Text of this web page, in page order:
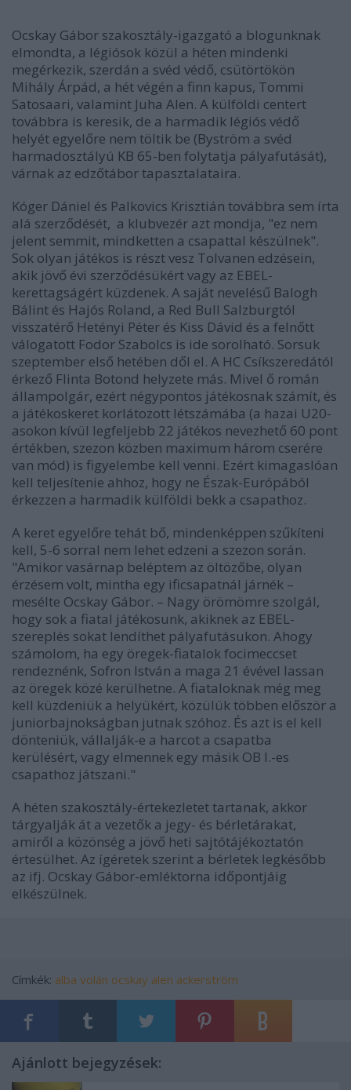
Ocskay Gábor szakosztály-igazgató a blogunknak
elmondta, a légiósok közül a héten mindenki
megérkezik, szerdán a svéd védő, csütörtökön
Mihály Árpád, a hét végén a finn kapus, Tommi
Satosaari, valamint Juha Alen. A külföldi centert
továbbra is keresik, de a harmadik légiós védő
helyét egyelőre nem töltik be (Byström a svéd
harmadosztályú KB 65-ben folytatja pályafutását),
várnak az edzőtábor tapasztalataira.
Kóger Dániel és Palkovics Krisztián továbbra sem írta
alá szerződését, a klubvezér azt mondja, "ez nem
jelent semmit, mindketten a csapattal készülnek".
Sok olyan játékos is részt vesz Tolvanen edzésein,
akik jövő évi szerződésükért vagy az EBEL-
kerettagságért küzdenek. A saját nevelésű Balogh
Bálint és Hajós Roland, a Red Bull Salzburgtól
visszatérő Hetényi Péter és Kiss Dávid és a felnőtt
válogatott Fodor Szabolcs is ide sorolható. Sorsuk
szeptember első hetében dől el. A HC Csíkszeredától
érkező Flinta Botond helyzete más. Mivel ő román
állampolgár, ezért négypontos játékosnak számít, és
a játékoskeret korlátozott létszámába (a hazai U20-
asokon kívül legfeljebb 22 játékos nevezhető 60 pont
értékben, szezon közben maximum három cserére
van mód) is figyelembe kell venni. Ezért kimagaslóan
kell teljesítenie ahhoz, hogy ne Észak-Európából
érkezzen a harmadik külföldi bekk a csapathoz.
A keret egyelőre tehát bő, mindenképpen szűkíteni
kell, 5-6 sorral nem lehet edzeni a szezon során.
"Amikor vasárnap beléptem az öltözőbe, olyan
érzésem volt, mintha egy ificsapatnál járnék –
mesélte Ocskay Gábor. – Nagy örömömre szolgál,
hogy sok a fiatal játékosunk, akiknek az EBEL-
szereplés sokat lendíthet pályafutásukon. Ahogy
számolom, ha egy öregek-fiatalok focimeccset
rendeznénk, Sofron István a maga 21 évével lassan
az öregek közé kerülhetne. A fiataloknak még meg
kell küzdeniük a helyükért, közülük többen először a
juniorbajnokságban jutnak szóhoz. És azt is el kell
dönteniük, vállalják-e a harcot a csapatba
kerülésért, vagy elmennek egy másik OB I.-es
csapathoz játszani."
A héten szakosztály-értekezletet tartanak, akkor
tárgyalják át a vezetők a jegy- és bérletárakat,
amiről a közönség a jövő heti sajtótájékoztatón
értesülhet. Az ígéretek szerint a bérletek legkésőbb
az ifj. Ocskay Gábor-emléktorna időpontjáig
elkészülnek.
Címkék: alba volán ocskay alen ackerström
Ajánlott bejegyzések: